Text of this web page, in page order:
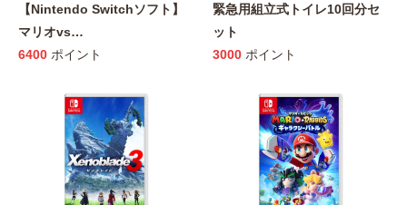
【Nintendo Switchソフト】
マリオvs…
6400 ポイント
緊急用組立式トイレ10回分セ
ット
3000 ポイント